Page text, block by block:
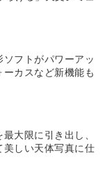
フトがパワーアッ
カスなど新機能も
大限に引き出し、
しい天体写真に仕